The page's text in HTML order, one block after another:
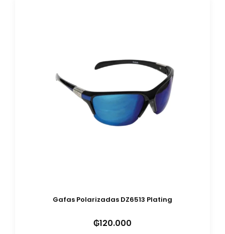
Gafas Polarizadas DZ6513 Plating
₲120.000